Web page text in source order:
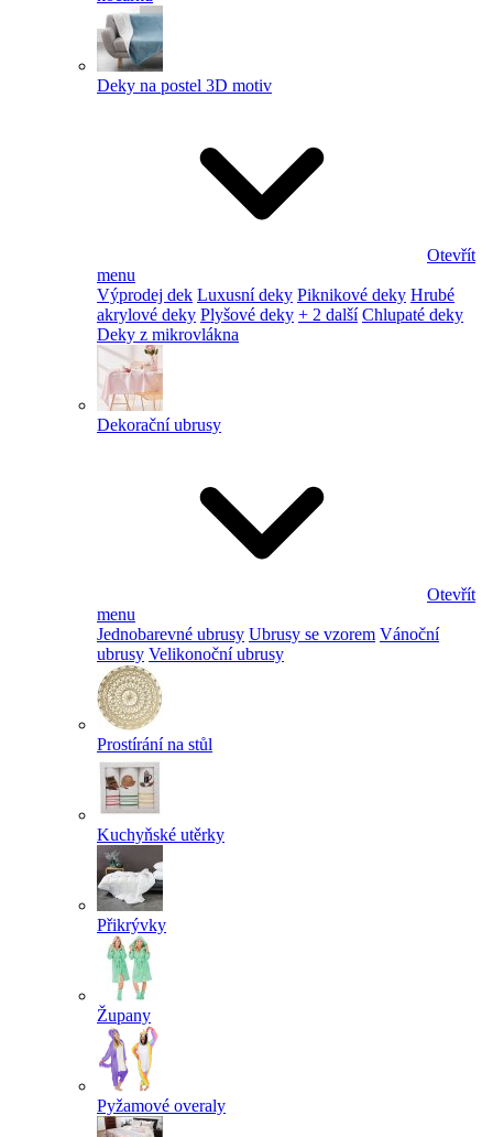
Deky na postel 3D motiv
Otevřít
menu
Výprodej dek Luxusní deky Piknikové deky Hrubé
akrylové deky Plyšové deky + 2 další Chlupaté deky
Deky z mikrovlákna
Dekorační ubrusy
Otevřít
menu
Jednobarevné ubrusy Ubrusy se vzorem Vánoční
ubrusy Velikonoční ubrusy
Prostírání na stůl
Kuchyňské utěrky
Přikrývky
Župany
Pyžamové overaly